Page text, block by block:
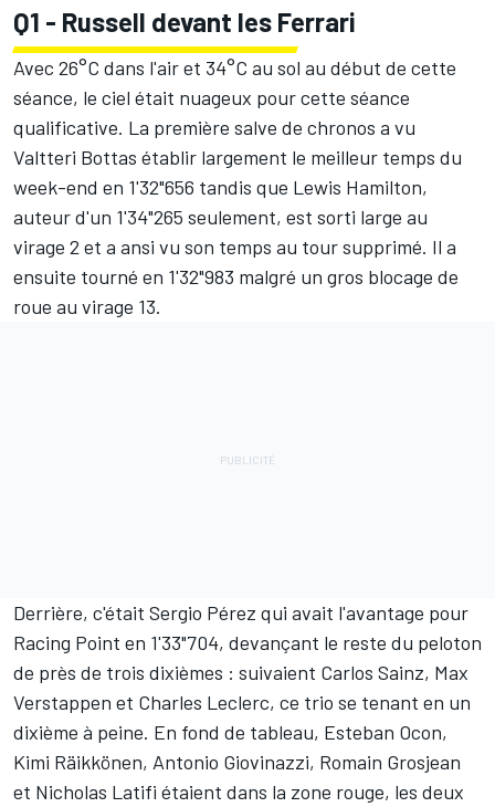
Q1 - Russell devant les Ferrari
Avec 26°C dans l'air et 34°C au sol au début de cette
séance, le ciel était nuageux pour cette séance
qualificative. La première salve de chronos a vu
Valtteri Bottas établir largement le meilleur temps du
week-end en 1'32"656 tandis que Lewis Hamilton,
auteur d'un 1'34"265 seulement, est sorti large au
virage 2 et a ansi vu son temps au tour supprimé. Il a
ensuite tourné en 1'32"983 malgré un gros blocage de
roue au virage 13.
Derrière, c'était Sergio Pérez qui avait l'avantage pour
Racing Point en 1'33"704, devançant le reste du peloton
de près de trois dixièmes : suivaient Carlos Sainz, Max
Verstappen et Charles Leclerc, ce trio se tenant en un
dixième à peine. En fond de tableau, Esteban Ocon,
Kimi Räikkönen, Antonio Giovinazzi, Romain Grosjean
et Nicholas Latifi étaient dans la zone rouge, les deux